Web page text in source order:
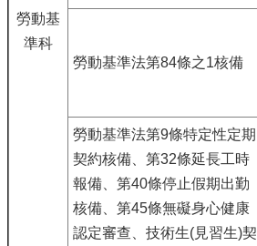
勞動基
準科
勞動基準法第84條之1核備
勞動基準法第9條特定性定期
契約核備、第32條延長工時
報備、第40條停止假期出勤
核備、第45條無礙身心健康
認定審查、技術生(見習生)契